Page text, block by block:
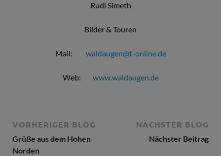
Rudi Simeth
Bilder & Touren
Mail: waldaugen@t-online.de
Web: www.waldaugen.de
VORHERIGER BLOG
Grüße aus dem Hohen
Norden
NÄCHSTER BLOG
Nächster Beitrag